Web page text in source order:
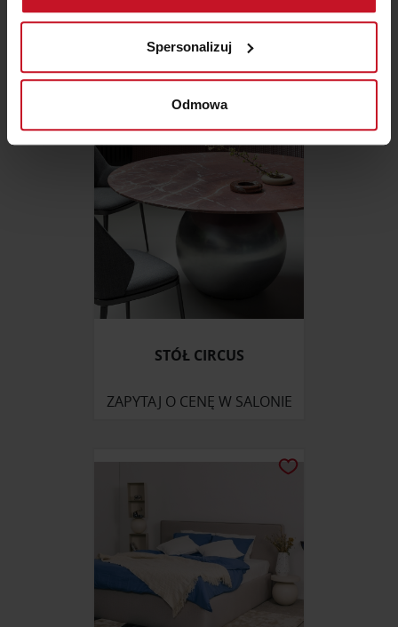
Identyfikować Twoje urządzenie, aktywnie
(fingerprinting, czyli wirtualny odcisk palca)
Dowiedz się więcej odnośnie tego, jak Twoje osobiste
dane są przetwarzane oraz ustaw własne preferencje w
zmienić lub wycofać swoją zgodę w dowolnej chwili.
Wykorzystujemy pliki cookie do spersonalizowania treści
i reklam, aby oferować funkcje społecznościowe i
analizować ruch w naszej witrynie. Informacje o tym, jak
korzystasz z naszej witryny, udostępniamy partnerom
społecznościowym, reklamowym i analitycznym.
Partnerzy mogą połączyć te informacje z innymi danymi
otrzymanymi od Ciebie lub uzyskanymi podczas
Spersonalizuj
Odmowa
KOMODA APELLE
ZAPYTAJ O CENĘ W SALONIE
STÓŁ CIRCUS
ZAPYTAJ O CENĘ W SALONIE